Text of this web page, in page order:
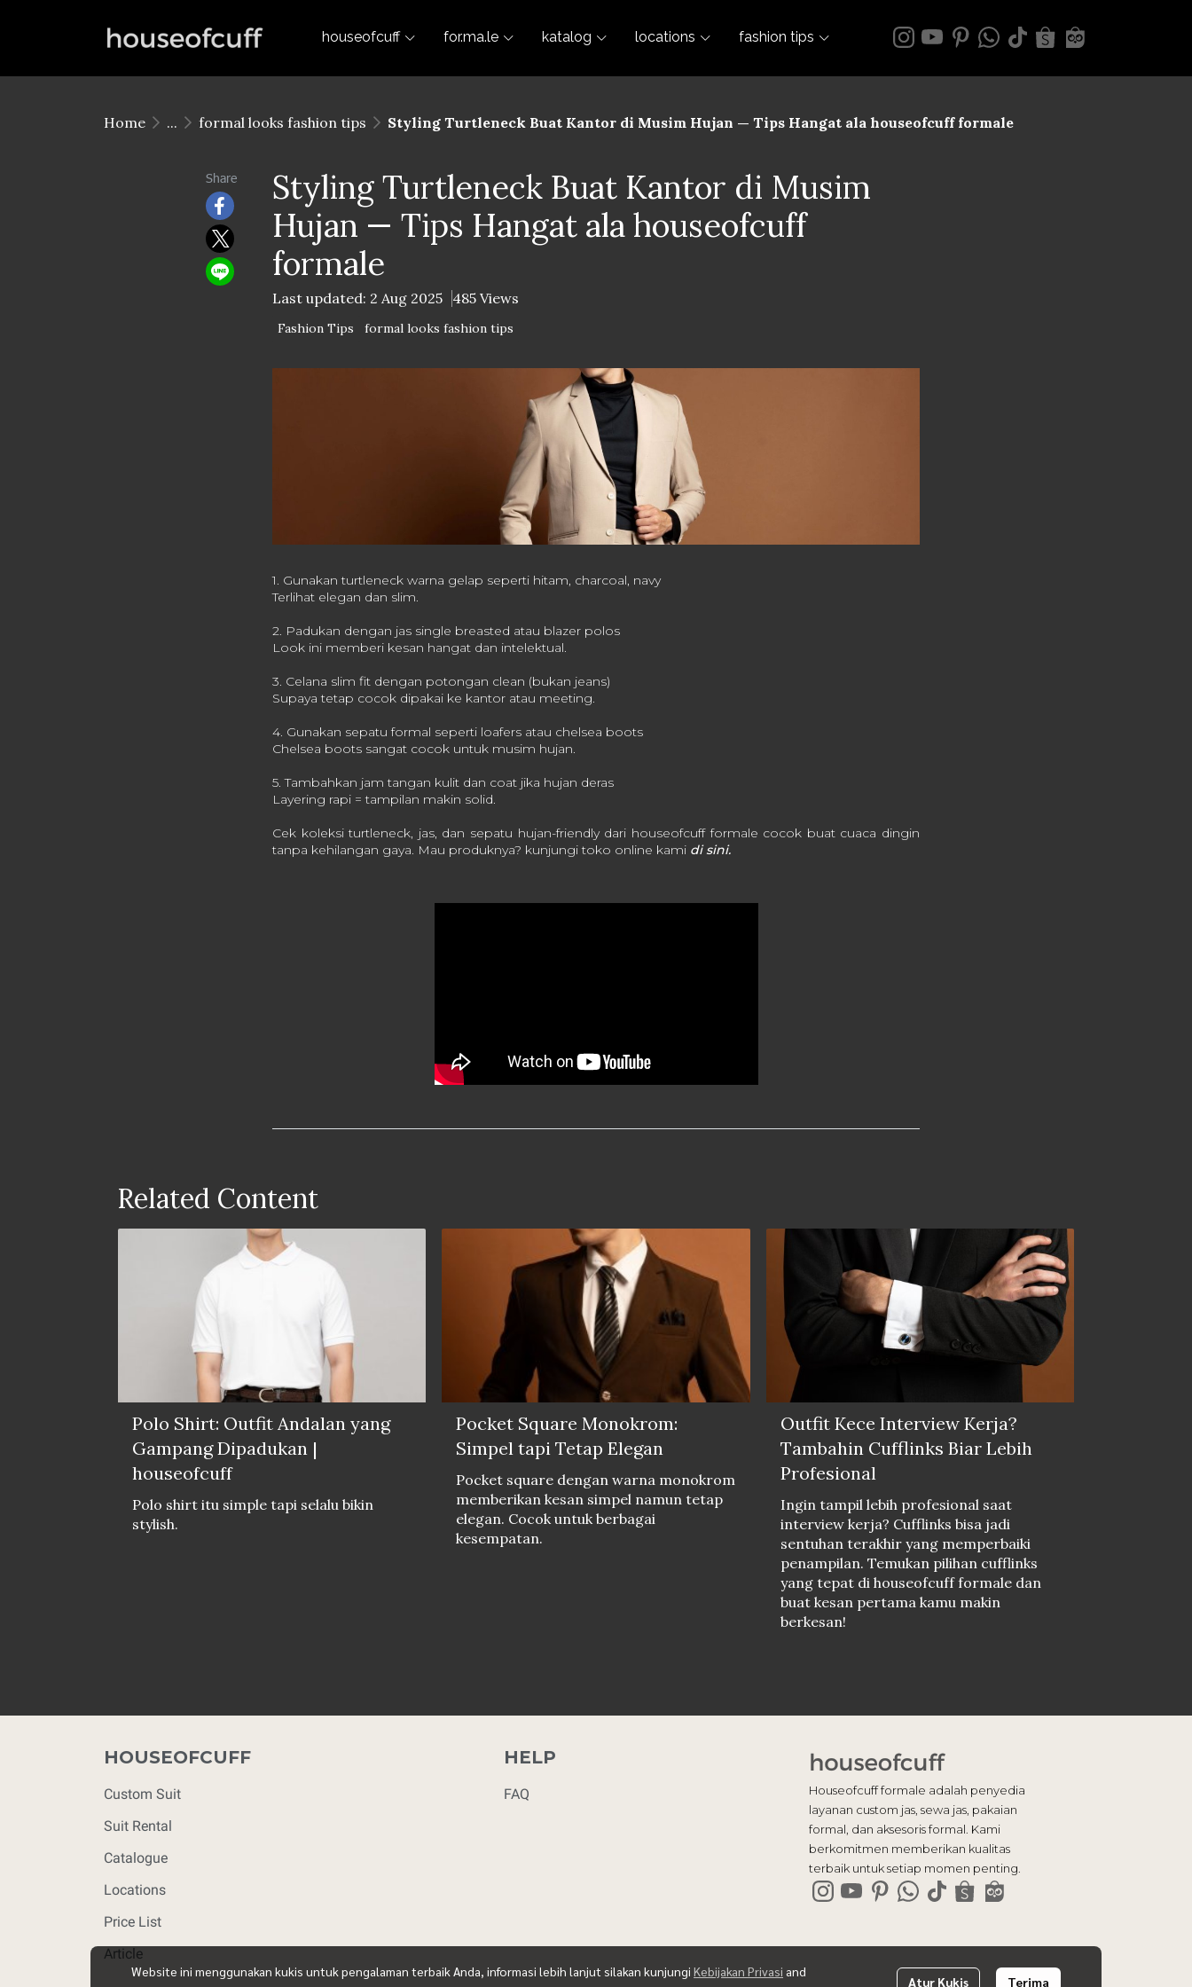
houseofcuff for.ma.le katalog locations fashion tips
Home ... formal looks fashion tips Styling Turtleneck Buat Kantor di Musim Hujan — Tips Hangat ala houseofcuff formale
Share
Styling Turtleneck Buat Kantor di Musim
Hujan — Tips Hangat ala houseofcuff
formale
Last updated: 2 Aug 2025 485 Views
Fashion Tips formal looks fashion tips
1. Gunakan turtleneck warna gelap seperti hitam, charcoal, navy
Terlihat elegan dan slim.
2. Padukan dengan jas single breasted atau blazer polos
Look ini memberi kesan hangat dan intelektual.
3. Celana slim fit dengan potongan clean (bukan jeans)
Supaya tetap cocok dipakai ke kantor atau meeting.
4. Gunakan sepatu formal seperti loafers atau chelsea boots
Chelsea boots sangat cocok untuk musim hujan.
5. Tambahkan jam tangan kulit dan coat jika hujan deras
Layering rapi = tampilan makin solid.
Cek koleksi turtleneck, jas, dan sepatu hujan-friendly dari houseofcuff formale cocok buat cuaca dingin
tanpa kehilangan gaya. Mau produknya? kunjungi toko online kami di sini.
Related Content
Polo Shirt: Outfit Andalan yang
Gampang Dipadukan |
houseofcuff
Polo shirt itu simple tapi selalu bikin
stylish.
Pocket Square Monokrom:
Simpel tapi Tetap Elegan
Pocket square dengan warna monokrom
memberikan kesan simpel namun tetap
elegan. Cocok untuk berbagai
kesempatan.
Outfit Kece Interview Kerja?
Tambahin Cufflinks Biar Lebih
Profesional
Ingin tampil lebih profesional saat
interview kerja? Cufflinks bisa jadi
sentuhan terakhir yang memperbaiki
penampilan. Temukan pilihan cufflinks
yang tepat di houseofcuff formale dan
buat kesan pertama kamu makin
berkesan!
Website ini menggunakan kukis untuk pengalaman terbaik Anda, informasi lebih lanjut silakan kunjungi Kebijakan Privasi and
Atur Kukis Terima
HOUSEOFCUFF
Custom Suit
Suit Rental
Catalogue
Locations
Price List
Article
HELP
FAQ
Houseofcuff formale adalah penyedia
layanan custom jas, sewa jas, pakaian
formal, dan aksesoris formal. Kami
berkomitmen memberikan kualitas
terbaik untuk setiap momen penting.